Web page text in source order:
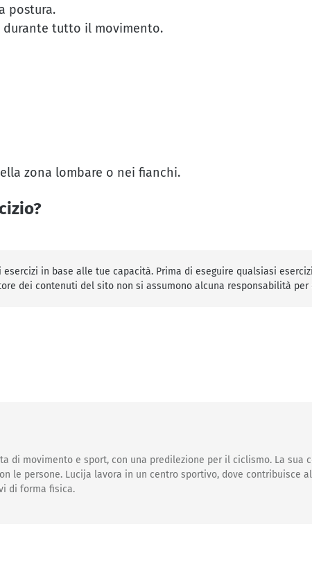
postura.
durante tutto il movimento.
zona lombare o nei fianchi.
in base alle tue capacità. Prima di eseguire qualsiasi
dei contenuti del sito non si assumono alcuna responsabilità
di movimento e sport, con una predilezione per il ciclismo. La
le persone. Lucija lavora in un centro sportivo, dove
di forma fisica.